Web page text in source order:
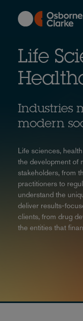
content
Life
Industries
modern
Life sciences,
the development of
stakeholders, from
practitioners to
understand the
deliver results-
clients, from drug
the entities that